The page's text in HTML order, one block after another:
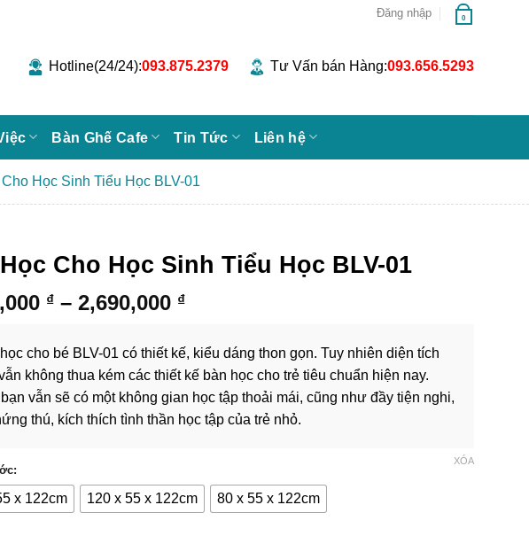
Đăng nhập 0
Hotline(24/24):093.875.2379 Tư Vấn bán Hàng:093.656.5293
Bàn Ghế Cafe Tin Tức Liên hệ
Học Sinh Tiểu Học BLV-01
Cho Học Sinh Tiểu Học BLV-01
₫ – 2,690,000 ₫Khoảng
từ
2,290,000 ₫
đến
2,690,000 ₫
cho bé BLV-01 có thiết kế, kiểu dáng thon gọn. Tuy nhiên diện tích
không thua kém các thiết kế bàn học cho trẻ tiêu chuẩn hiện nay.
vẫn sẽ có một không gian học tập thoải mái, cũng như đầy tiện nghi,
thú, kích thích tình thần học tập của trẻ nhỏ.
x 122cm 120 x 55 x 122cm 80 x 55 x 122cm
XÓA